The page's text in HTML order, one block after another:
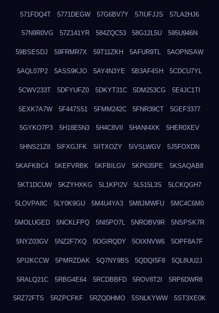
571FDQ4T 5771DEGW 57G6BV7Y 57IUFJJS 57LA2HJ6
57N9R0VG 57Z141YR 584ZQC53 58G12L5U 595U946N
59BSESDJ 59FRMR7X 59T11ZKH 5AFUR9TL 5AOPNSAW
5AQL07P2 5ASS9KJO 5AY4N3YE 5B3AF4SH 5CDCU7YL
5CWV233T 5DFYUFZ0 5DKYT31C 5DM253CG 5E4JC1TI
5EXK7A7W 5F447S51 5FMM242C 5FNR39CT 5GEF3377
5GYKO7P3 5H18E5N3 5H4C8VII 5HANI4XK 5HER0XEV
5HNS21Z8 5IFXGJFK 5IITXOZY 5IVSLWGV 5J5FOXDN
5KAFKBC4 5KEFVRBK 5KFBILGV 5KP635PE 5KSAQAB8
5KT1DCUW 5KZYHXKG 5L1KPI2V 5L515L3S 5LCKQGH7
5LOVPA8C 5LY0K9GU 5M4U4YA3 5M8JMWFU 5MC4C6M0
5MOLUGED 5NCKLFPQ 5NI5PO7L 5NROBV9R 5NSPSK7R
5NYZ03GV 5NZ2F7XQ 5OGIRQDY 5OIXNVW6 5OPF8A7F
5PI2KCCW 5PMRZDAK 5Q7NY9BS 5QDQI5F8 5QL8UU2J
5RALQ21C 5RBG4E64 5RCDBBFD 5ROV8T2I 5RP6DWR8
5RZ72FTS 5RZPCFKF 5RZQDHMO 5SNLKYWW 5ST3XE0K